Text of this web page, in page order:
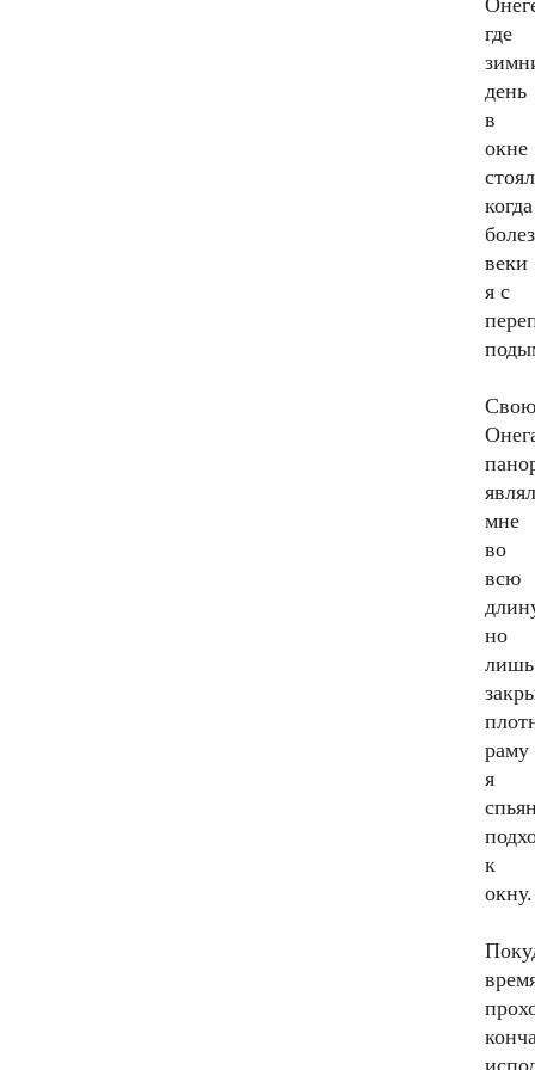
где
день
в
окне
когда
веки
я с
мне
во
всю
но
лишь
раму
я
к
окну.